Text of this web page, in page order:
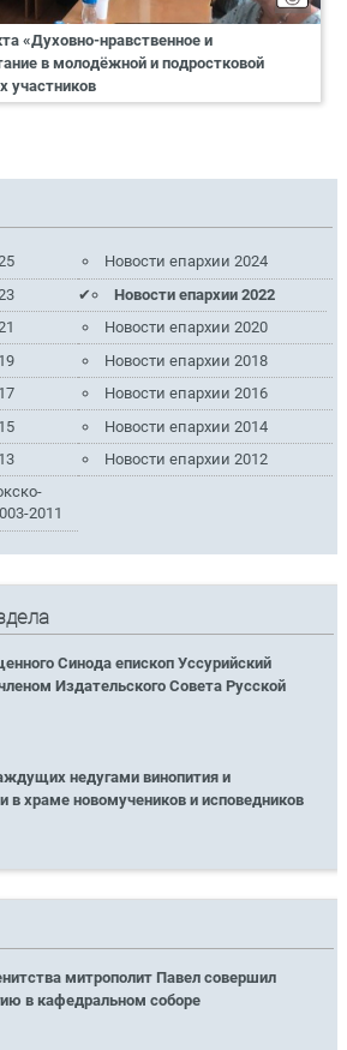
«Духовно-нравственное и
в молодёжной и подростковой
участников
Новости епархии 2024
Новости епархии 2022
Новости епархии 2020
Новости епархии 2018
Новости епархии 2016
Новости епархии 2014
Новости епархии 2012
2011
Синода епископ Уссурийский
Издательского Совета Русской
недугами винопития и
в храме новомучеников и исповедников
митрополит Павел совершил
в кафедральном соборе